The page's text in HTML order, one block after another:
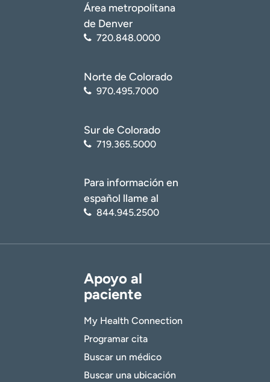
Área metropolitana
de Denver
720.848.0000
Norte de Colorado
970.495.7000
Sur de Colorado
719.365.5000
Para información en
español llame al
844.945.2500
Apoyo al
paciente
My Health Connection
Programar cita
Buscar un médico
Buscar una ubicación